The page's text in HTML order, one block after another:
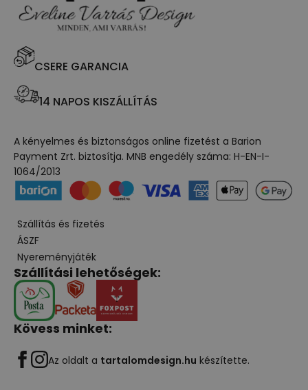
CSERE GARANCIA
14 NAPOS KISZÁLLÍTÁS
A kényelmes és biztonságos online fizetést a Barion
Payment Zrt. biztosítja. MNB engedély száma: H-EN-I-
1064/2013
Szállítás és fizetés
ÁSZF
Nyereményjáték
Szállítási lehetőségek:
Kövess minket:
Az oldalt a tartalomdesign.hu készítette.